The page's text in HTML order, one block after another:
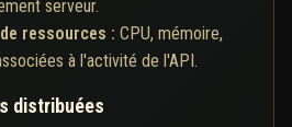
serveur.
ressources : CPU, mémoire,
à l'activité de l'API.
distribuées